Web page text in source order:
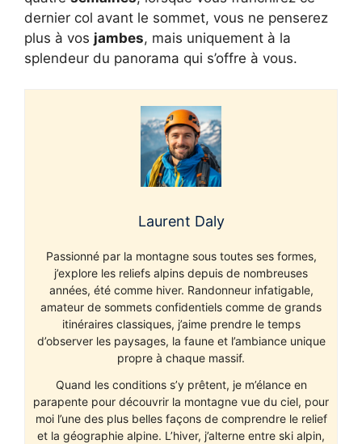
dernier col avant le sommet, vous ne penserez
plus à vos jambes, mais uniquement à la
splendeur du panorama qui s’offre à vous.
Laurent Daly
Passionné par la montagne sous toutes ses formes,
j’explore les reliefs alpins depuis de nombreuses
années, été comme hiver. Randonneur infatigable,
amateur de sommets confidentiels comme de grands
itinéraires classiques, j’aime prendre le temps
d’observer les paysages, la faune et l’ambiance unique
propre à chaque massif.
Quand les conditions s’y prêtent, je m’élance en
parapente pour découvrir la montagne vue du ciel, pour
moi l’une des plus belles façons de comprendre le relief
et la géographie alpine. L’hiver, j’alterne entre ski alpin,